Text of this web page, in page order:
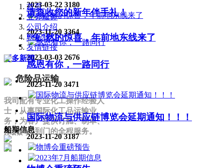
危险品运输
我司配有专业化工操作经验人
士，从事国际化工品运输业
务，为客户提供订舱、制单、
报关、门到门的全程服务。
2023-03-22 3180
“兔”然的惊喜，年前地东线来了
2023-03-03 2676
请查收您的新年伴手礼！
2023-11-20 3364
感恩有你，一路同行
2023-11-20 3471
国际物流与供应链博览会延期通知！！！
2023-11-20 3187
更多新闻
船期信息
首页
业务服务
公司介绍
联系我们
友情链接
公众号
86-755-2681-6959
在线留言
发送邮件
企业位置